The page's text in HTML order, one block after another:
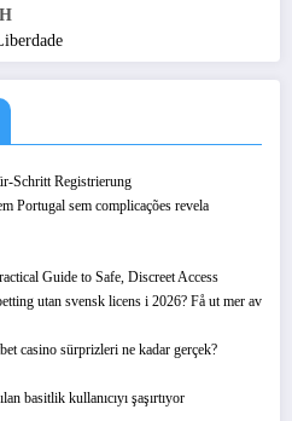
Registrierung
Portugal sem complicações revela
Guide to Safe, Discreet Access
utan svensk licens i 2026? Få ut mer av
casino sürprizleri ne kadar gerçek?
basitlik kullanıcıyı şaşırtıyor